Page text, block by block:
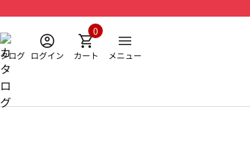
ログ ログイン カート
0
メニュー